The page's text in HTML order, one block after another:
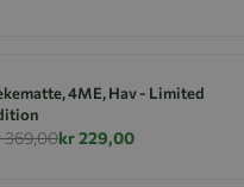
4ME, Hav - Limited
369,00kr 229,00